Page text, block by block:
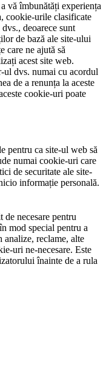
vă îmbunătăți experiența
cookie-urile clasificate
deoarece sunt
de bază ale site-ului
care ne ajută să
acest site web.
ul dvs. numai cu acordul
de a renunța la aceste
cookie-uri poate
pentru ca site-ul web să
numai cookie-uri care
de securitate ale site-
informație personală.
necesare pentru
mod special pentru a
analize, reclame, alte
uri ne-necesare. Este
înainte de a rula